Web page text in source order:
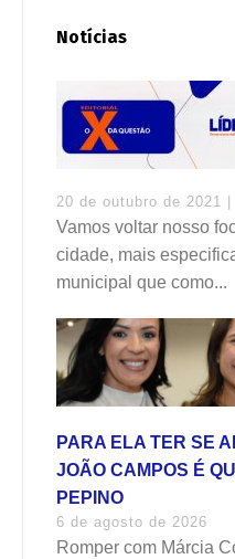
Notícias
20 de outubro de 2021 |
Vamos voltar nosso
cidade, mais
municipal que como...
PARA ELA TER SE
JOÃO CAMPOS É
PEPINO
6 de agosto de 2026
Romper com Márcia